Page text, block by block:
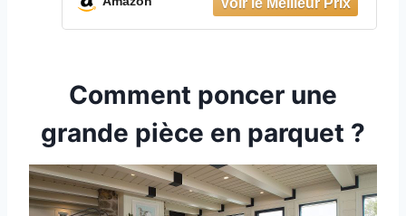
Comment poncer une
grande pièce en parquet ?